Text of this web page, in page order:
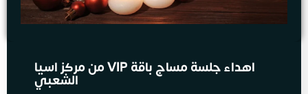
اهداء جلسة مساج​ باقة VIP من مركز اسيا
الشعبي